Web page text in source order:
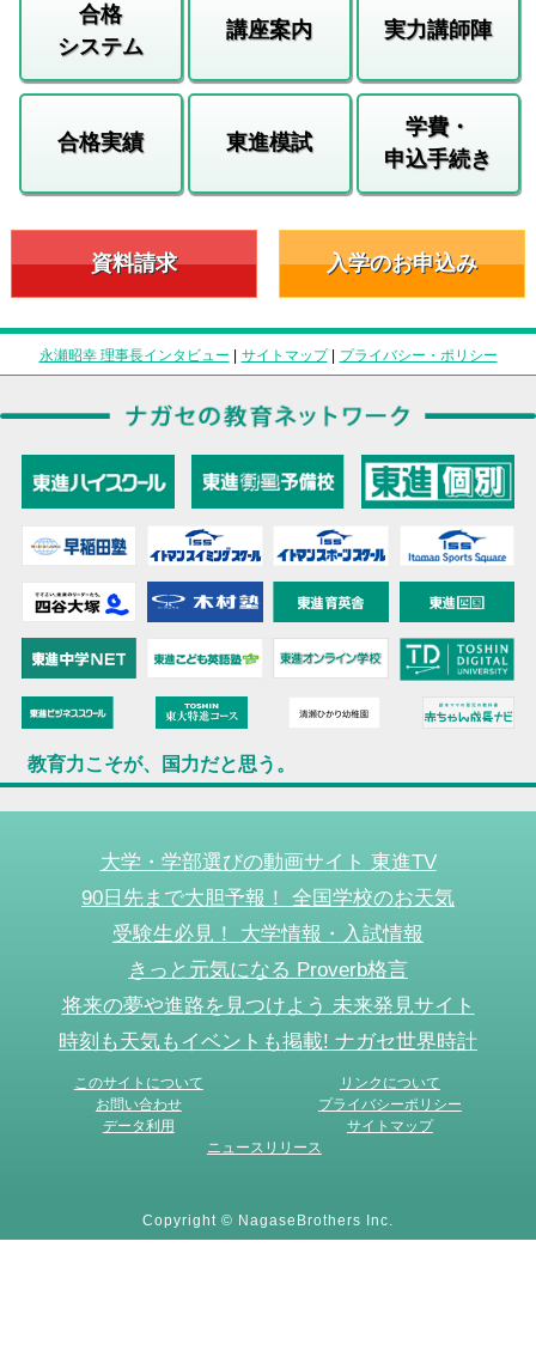
合格
システム
講座案内 実力講師陣
合格実績 東進模試
学費・
申込手続き
資料請求 入学のお申込み
永瀬昭幸 理事長インタビュー | サイトマップ| プライバシー・ポリシー
教育力こそが、国力だと思う。
大学・学部選びの動画サイト 東進TV
90日先まで大胆予報！ 全国学校のお天気
受験生必見！ 大学情報・入試情報
きっと元気になる Proverb格言
将来の夢や進路を見つけよう 未来発見サイト
時刻も天気もイベントも掲載! ナガセ世界時計
このサイトについて
リンクについて
お問い合わせ
プライバシーポリシー
データ利用
サイトマップ
ニュースリリース
Copyright © NagaseBrothers Inc.